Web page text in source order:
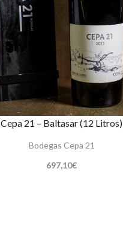
Cepa 21 – Baltasar (12 Litros)
Bodegas Cepa 21
697,10€